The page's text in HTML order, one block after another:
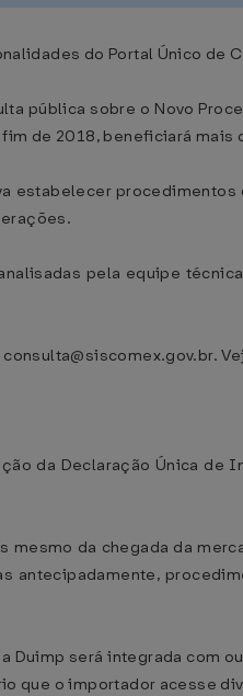
do Portal Único de
pública sobre o Novo
de 2018, beneficiará
estabelecer
pela equipe
da Declaração Única de
da chegada da
antecipadamente,
Duimp será integrada com
que o importador acesse